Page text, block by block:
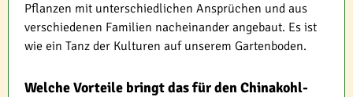
Pflanzen mit unterschiedlichen Ansprüchen und aus
verschiedenen Familien nacheinander angebaut. Es ist
wie ein Tanz der Kulturen auf unserem Gartenboden.
Welche Vorteile bringt das für den Chinakohl-